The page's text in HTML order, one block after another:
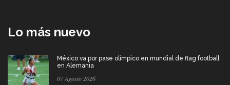
Lo más nuevo
México va por pase olímpico en mundial de flag football
en Alemania
07 Agosto 2026